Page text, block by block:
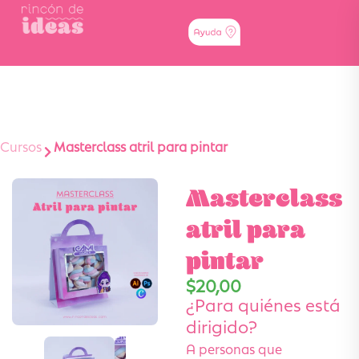
Cursos Masterclass atril para pintar
Masterclass
atril para
pintar
$20,00
¿Para quiénes está
dirigido?
A personas que